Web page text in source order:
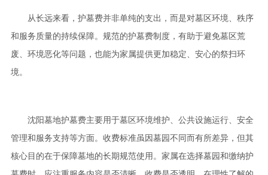
从长远来看，护墓费并非单纯的支出，而是对墓区环境、秩序
和服务质量的持续保障。规范的护墓费制度，有助于避免墓区荒
废、环境恶化等问题，也能为家属提供更加稳定、安心的祭扫环
境。
沈阳墓地护墓费主要用于墓区环境维护、公共设施运行、安全
管理和服务支持等方面。收费标准虽因墓园不同而有所差异，但其
核心目的在于保障墓地的长期规范使用。家属在选择墓园和缴纳护